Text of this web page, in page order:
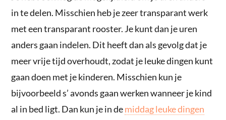
in te delen. Misschien heb je zeer transparant werk
met een transparant rooster. Je kunt dan je uren
anders gaan indelen. Dit heeft dan als gevolg dat je
meer vrije tijd overhoudt, zodat je leuke dingen kunt
gaan doen met je kinderen. Misschien kun je
bijvoorbeeld s’ avonds gaan werken wanneer je kind
al in bed ligt. Dan kun je in demiddag leuke dingen